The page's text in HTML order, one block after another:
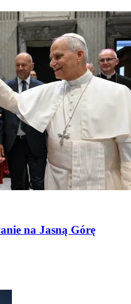
na Jasną Górę